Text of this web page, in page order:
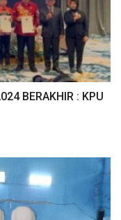
BERAKHIR : KPU